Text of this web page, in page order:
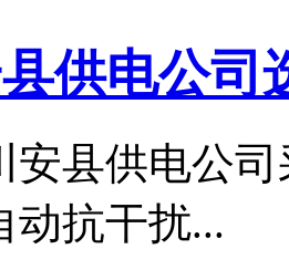
供电公司
安县供电公
动抗干扰...